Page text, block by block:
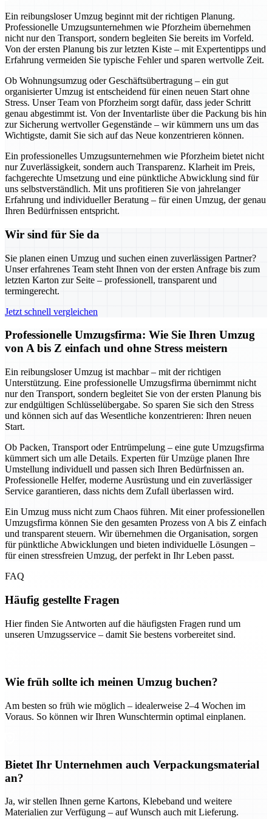
Ein reibungsloser Umzug beginnt mit der richtigen Planung.
Professionelle Umzugsunternehmen wie Pforzheim übernehmen
nicht nur den Transport, sondern begleiten Sie bereits im Vorfeld.
Von der ersten Planung bis zur letzten Kiste – mit Expertentipps und
Erfahrung vermeiden Sie typische Fehler und sparen wertvolle Zeit.
Ob Wohnungsumzug oder Geschäftsübertragung – ein gut
organisierter Umzug ist entscheidend für einen neuen Start ohne
Stress. Unser Team von Pforzheim sorgt dafür, dass jeder Schritt
genau abgestimmt ist. Von der Inventarliste über die Packung bis hin
zur Sicherung wertvoller Gegenstände – wir kümmern uns um das
Wichtigste, damit Sie sich auf das Neue konzentrieren können.
Ein professionelles Umzugsunternehmen wie Pforzheim bietet nicht
nur Zuverlässigkeit, sondern auch Transparenz. Klarheit im Preis,
fachgerechte Umsetzung und eine pünktliche Abwicklung sind für
uns selbstverständlich. Mit uns profitieren Sie von jahrelanger
Erfahrung und individueller Beratung – für einen Umzug, der genau
Ihren Bedürfnissen entspricht.
Wir sind für Sie da
Sie planen einen Umzug und suchen einen zuverlässigen Partner?
Unser erfahrenes Team steht Ihnen von der ersten Anfrage bis zum
letzten Karton zur Seite – professionell, transparent und
termingerecht.
Jetzt schnell vergleichen
Professionelle Umzugsfirma: Wie Sie Ihren Umzug
von A bis Z einfach und ohne Stress meistern
Ein reibungsloser Umzug ist machbar – mit der richtigen
Unterstützung. Eine professionelle Umzugsfirma übernimmt nicht
nur den Transport, sondern begleitet Sie von der ersten Planung bis
zur endgültigen Schlüsselübergabe. So sparen Sie sich den Stress
und können sich auf das Wesentliche konzentrieren: Ihren neuen
Start.
Ob Packen, Transport oder Entrümpelung – eine gute Umzugsfirma
kümmert sich um alle Details. Experten für Umzüge planen Ihre
Umstellung individuell und passen sich Ihren Bedürfnissen an.
Professionelle Helfer, moderne Ausrüstung und ein zuverlässiger
Service garantieren, dass nichts dem Zufall überlassen wird.
Ein Umzug muss nicht zum Chaos führen. Mit einer professionellen
Umzugsfirma können Sie den gesamten Prozess von A bis Z einfach
und transparent steuern. Wir übernehmen die Organisation, sorgen
für pünktliche Abwicklungen und bieten individuelle Lösungen –
für einen stressfreien Umzug, der perfekt in Ihr Leben passt.
FAQ
Häufig gestellte Fragen
Hier finden Sie Antworten auf die häufigsten Fragen rund um
unseren Umzugsservice – damit Sie bestens vorbereitet sind.
Wie früh sollte ich meinen Umzug buchen?
Am besten so früh wie möglich – idealerweise 2–4 Wochen im
Voraus. So können wir Ihren Wunschtermin optimal einplanen.
Bietet Ihr Unternehmen auch Verpackungsmaterial
an?
Ja, wir stellen Ihnen gerne Kartons, Klebeband und weitere
Materialien zur Verfügung – auf Wunsch auch mit Lieferung.